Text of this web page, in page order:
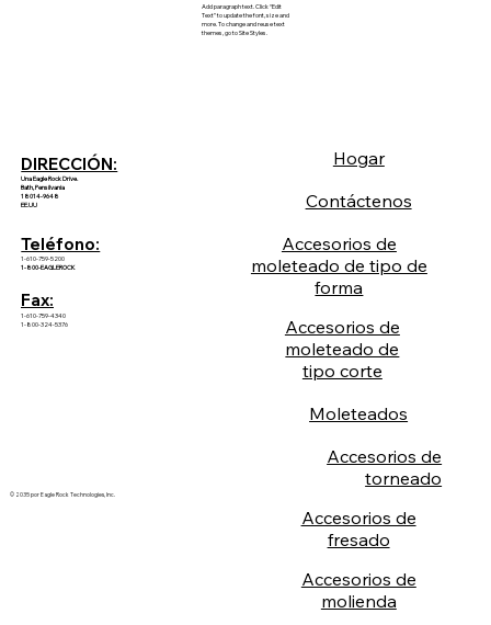
Add paragraph text. Click “Edit
Text” to update the font, size and
more. To change and reuse text
themes, go to Site Styles.
DIRECCIÓN:
Una Eagle Rock Drive.
Bath, Pensilvania
18014-9648
EE.UU
Teléfono:
1-610-759-5200
1-800-EAGLEROCK
Fax:
1-610-759-4340
1-800-324-5376
© 2035 por Eagle Rock Technologies, Inc.
Hogar
Contáctenos
Accesorios de
moleteado de tipo de
forma
Accesorios de
moleteado de
tipo corte
Moleteados
Accesorios de
torneado
Accesorios de
fresado
Accesorios de
molienda